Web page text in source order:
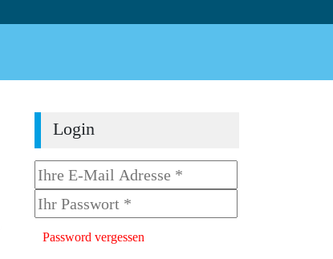
Login
Password vergessen